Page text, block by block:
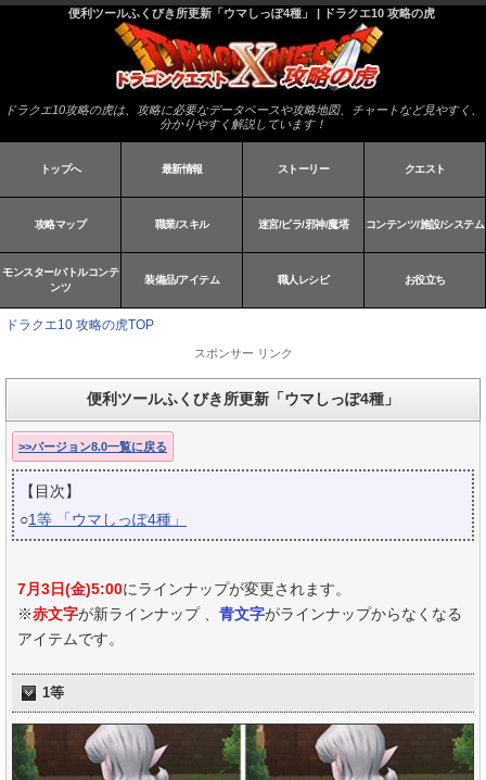
便利ツールふくびき所更新「ウマしっぽ4種」 | ドラクエ10 攻略の虎
ドラクエ10攻略の虎は、攻略に必要なデータベースや攻略地図、チャートなど見やすく、
分かりやすく解説しています！
トップへ 最新情報 ストーリー クエスト
攻略マップ 職業/スキル 迷宮/ピラ/邪神/魔塔 コンテンツ/施設/システム
モンスター/バトルコンテ
ンツ
装備品/アイテム 職人レシピ お役立ち
ドラクエ10 攻略の虎TOP
スポンサー リンク
便利ツールふくびき所更新「ウマしっぽ4種」
>>バージョン8.0一覧に戻る
【目次】
○1等 「ウマしっぽ4種」
7月3日(金)5:00にラインナップが変更されます。
※赤文字が新ラインナップ 、 青文字がラインナップからなくなる
アイテムです。
1等